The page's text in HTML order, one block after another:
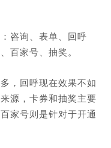
咨询、表单、回呼
百家号、抽奖。
，回呼现在效果不如
源，卡券和抽奖主要
家号则是针对于开通